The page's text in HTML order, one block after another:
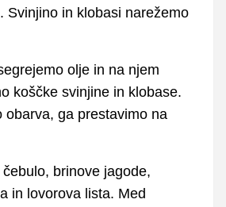
Svinjino in klobasi narežemo
olje in na njem
koščke svinjine in klobase.
obarva, ga prestavimo na
brinove jagode,
in lovorova lista. Med